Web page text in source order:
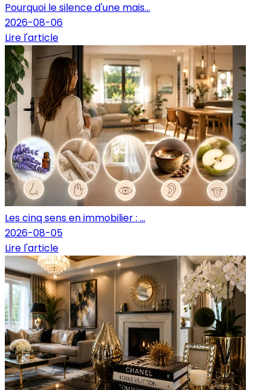
Pourquoi le silence d'une mais...
2026-08-06
Lire l'article
Les cinq sens en immobilier : ...
2026-08-05
Lire l'article